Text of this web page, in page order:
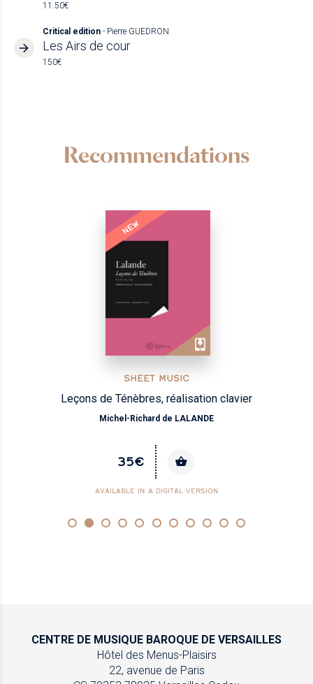
11.50€
Critical edition - Pierre GUEDRON
Les Airs de cour
150€
Recommendations
NEW
SHEET MUSIC
Leçons de Ténèbres, réalisation clavier
Michel-Richard de LALANDE
35€
AVAILABLE IN A DIGITAL VERSION
CENTRE DE MUSIQUE BAROQUE DE VERSAILLES
Hôtel des Menus-Plaisirs
22, avenue de Paris